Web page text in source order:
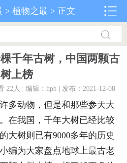
>植物之最 > 正文
千年古树，中国两颗古
树上榜
22人 | 编辑：hph | 发布：2021-12-08
多动物，但是和那些参天大
在我国，千年大树已经比较
大树则已有9000多年的历史
编为大家盘点地球上最古老